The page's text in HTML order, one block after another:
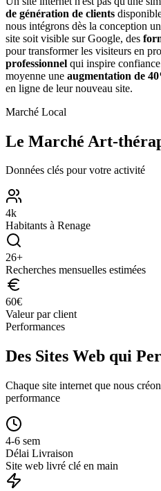
de génération de clients
nous intégrons dès la conception
site soit visible sur Google, des
pour transformer les visiteurs en
professionnel qui inspire
moyenne une augmentation de
en ligne de leur nouveau site.
Marché Local
Le Marché Art-
Données clés pour votre activité
4k
Habitants à Renage
26+
Recherches mensuelles estimées
60€
Valeur par client
Performances
Des Sites Web qui
Chaque site internet que nous
performance
4-6 sem
Délai Livraison
Site web livré clé en main